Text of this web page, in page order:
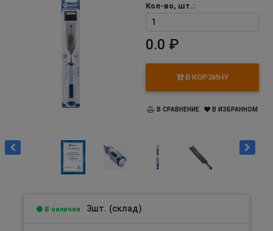
Кол-во, шт.:
0.0 ₽
В КОРЗИНУ
В СРАВНЕНИЕ В ИЗБРАННОМ
В наличии 3шт. (склад)